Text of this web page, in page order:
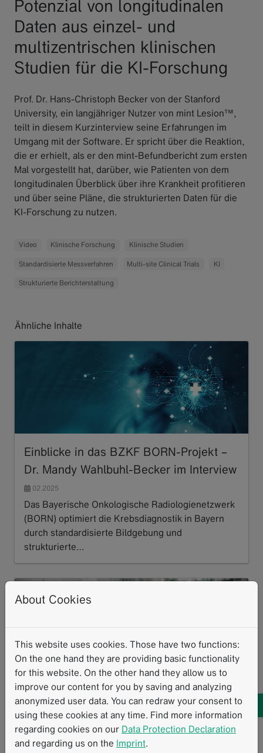
Potenzial von longitudinalen
Daten aus einzel- und
multizentrischen klinischen
Studien für die KI-Forschung
Prof. Dr. Hans-Christoph Becker von der Stanford
University, ein langjähriger Nutzer von mint Lesion™,
teilt in diesem Kurzinterview seine Erfahrungen im
Umgang mit der Software. Er spricht über die Reaktion,
die er erhielt, als er den mint-Befundbericht zum ersten
Mal vorgestellt hat, darüber, wie Patienten von dem
longitudinalen Überblick über ihre Krankheit profitieren
und über seine Pläne, die strukturierten Daten für die
KI-Forschung zu nutzen.
Video Klinische Forschung Klinische Studien
Standardisierte Messverfahren Multi-site Clinical Trials KI
Strukturierte Berichterstattung
Ähnliche Inhalte
Einblicke in das BZKF BORN-Projekt –
Dr. Mandy Wahlbuhl-Becker im Interview
02.2025
Das Bayerische Onkologische Radiologienetzwerk
(BORN) optimiert die Krebsdiagnostik in Bayern
durch standardisierte Bildgebung und
strukturierte…
About Cookies
This website uses cookies. Those have two functions:
On the one hand they are providing basic functionality
for this website. On the other hand they allow us to
improve our content for you by saving and analyzing
anonymized user data. You can redraw your consent to
using these cookies at any time. Find more information
regarding cookies on our Data Protection Declaration
and regarding us on the Imprint.